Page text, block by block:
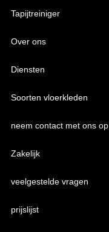
Tapijtreiniger
Over ons
Diensten
Soorten vloerkleden
neem contact met ons op
Zakelijk
veelgestelde vragen
prijslijst